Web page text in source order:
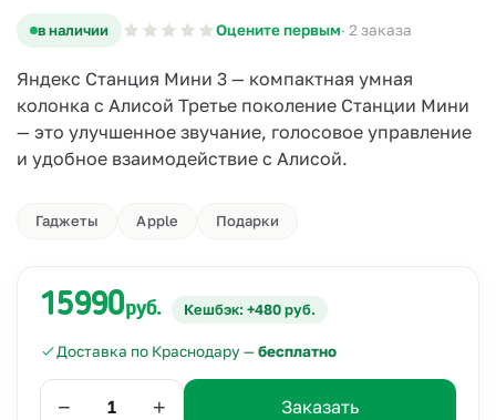
в наличии Оцените первым· 2 заказа
Яндекс Станция Мини 3 — компактная умная
колонка с Алисой Третье поколение Станции Мини
— это улучшенное звучание, голосовое управление
и удобное взаимодействие с Алисой.
Гаджеты Apple Подарки
15990руб. Кешбэк: +480 руб.
Доставка по Краснодару —бесплатно
− + Заказать